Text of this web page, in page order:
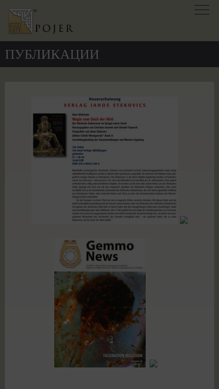
ПУБЛИКАЦИИ